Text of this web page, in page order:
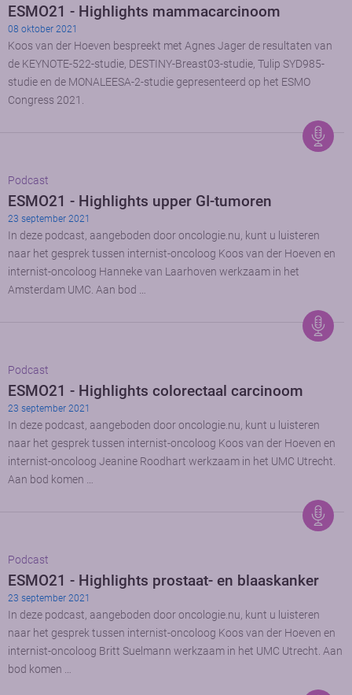
ESMO21 - Highlights mammacarcinoom
08 oktober 2021
Koos van der Hoeven bespreekt met Agnes Jager de resultaten van
de KEYNOTE-522-studie, DESTINY-Breast03-studie, Tulip SYD985-
studie en de MONALEESA-2-studie gepresenteerd op het ESMO
Congress 2021.
Podcast
ESMO21 - Highlights upper GI-tumoren
23 september 2021
In deze podcast, aangeboden door oncologie.nu, kunt u luisteren
naar het gesprek tussen internist-oncoloog Koos van der Hoeven en
internist-oncoloog Hanneke van Laarhoven werkzaam in het
Amsterdam UMC. Aan bod …
Podcast
ESMO21 - Highlights colorectaal carcinoom
23 september 2021
In deze podcast, aangeboden door oncologie.nu, kunt u luisteren
naar het gesprek tussen internist-oncoloog Koos van der Hoeven en
internist-oncoloog Jeanine Roodhart werkzaam in het UMC Utrecht.
Aan bod komen …
Podcast
ESMO21 - Highlights prostaat- en blaaskanker
23 september 2021
In deze podcast, aangeboden door oncologie.nu, kunt u luisteren
naar het gesprek tussen internist-oncoloog Koos van der Hoeven en
internist-oncoloog Britt Suelmann werkzaam in het UMC Utrecht. Aan
bod komen …